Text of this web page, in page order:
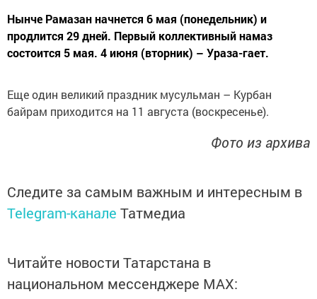
Нынче Рамазан начнется 6 мая (понедельник) и
продлится 29 дней. Первый коллективный намаз
состоится 5 мая. 4 июня (вторник) – Ураза-гает.
Еще один великий праздник мусульман – Курбан
байрам приходится на 11 августа (воскресенье).
Фото из архива
Следите за самым важным и интересным в
Telegram-канале Татмедиа
Читайте новости Татарстана в
национальном мессенджере MАХ: